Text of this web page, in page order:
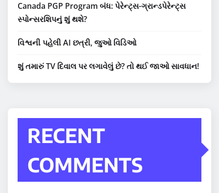
Canada PGP Program બંધ: પેરેન્ટ્સ-ગ્રાન્ડપેરેન્ટ્સ
સ્પોન્સરશિપનું શું થશે?
વિશ્વની પહેલી AI છત્રી, જુઓ વિડિઓ
શું તમારું TV દિવાલ પર લગાવેલું છે? તો થઈ જાઓ સાવધાન!
RECENT
COMMENTS